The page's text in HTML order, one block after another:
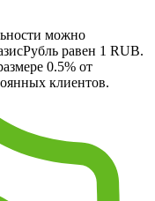
можно
равен 1 RUB.
0.5% от
клиентов.